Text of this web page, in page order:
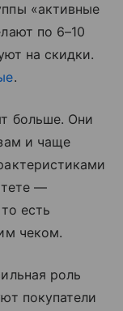
«активные
по 6–10
на скидки.
.
больше. Они
и чаще
—
есть
чеком.
роль
покупатели